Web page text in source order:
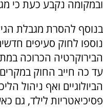
ובמקומה נקבע כעת כי
בנוסף להסרת מגבלת
נוספו לחוק סעיפים
הבירוקרטיה הכרוכה
עד כה חייב החוק
הביולוגיים ואף ניהול
פסיכיאטריות לילד, גם